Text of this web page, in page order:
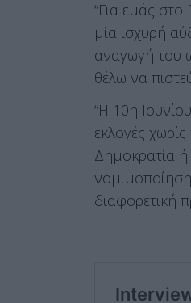
“Για εμάς
μία ισχυρή
αναγωγή του
θέλω να
“Η 10η
εκλογές
Δημοκρατία ή
διαφορετική